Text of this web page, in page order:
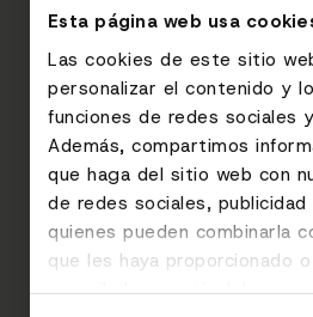
Esta página web usa
Las cookies de este sitio
personalizar el contenido y
funciones de redes sociales
Además, compartimos
que haga del sitio web con
de redes sociales, publicidad
quienes pueden combinarla
que les haya proporcionado
recopilado a partir del uso